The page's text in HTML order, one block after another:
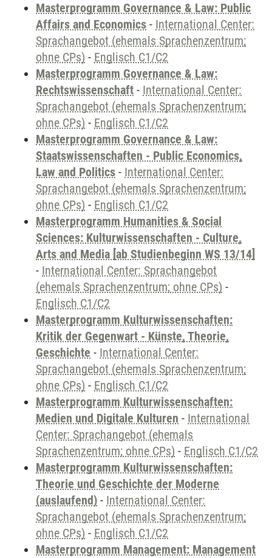
Masterprogramm Governance & Law: Public
Affairs and Economics - International Center:
Sprachangebot (ehemals Sprachenzentrum;
ohne CPs) - Englisch C1/C2
Masterprogramm Governance & Law:
Rechtswissenschaft - International Center:
Sprachangebot (ehemals Sprachenzentrum;
ohne CPs) - Englisch C1/C2
Masterprogramm Governance & Law:
Staatswissenschaften - Public Economics,
Law and Politics - International Center:
Sprachangebot (ehemals Sprachenzentrum;
ohne CPs) - Englisch C1/C2
Masterprogramm Humanities & Social
Sciences: Kulturwissenschaften - Culture,
Arts and Media [ab Studienbeginn WS 13/14]
- International Center: Sprachangebot
(ehemals Sprachenzentrum; ohne CPs) -
Englisch C1/C2
Masterprogramm Kulturwissenschaften:
Kritik der Gegenwart - Künste, Theorie,
Geschichte - International Center:
Sprachangebot (ehemals Sprachenzentrum;
ohne CPs) - Englisch C1/C2
Masterprogramm Kulturwissenschaften:
Medien und Digitale Kulturen - International
Center: Sprachangebot (ehemals
Sprachenzentrum; ohne CPs) - Englisch C1/C2
Masterprogramm Kulturwissenschaften:
Theorie und Geschichte der Moderne
(auslaufend) - International Center:
Sprachangebot (ehemals Sprachenzentrum;
ohne CPs) - Englisch C1/C2
Masterprogramm Management: Management